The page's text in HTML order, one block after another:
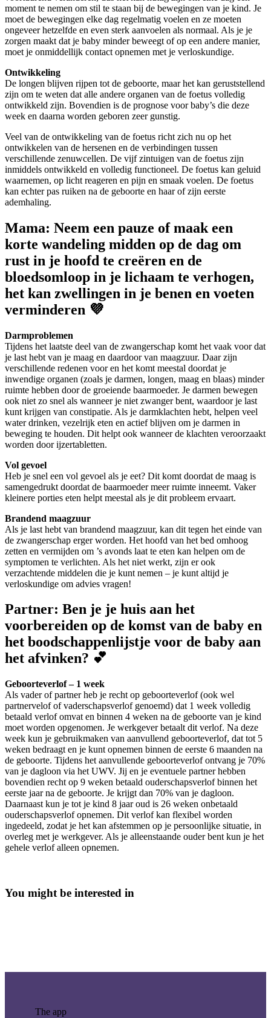
moment te nemen om stil te staan bij de bewegingen van je kind. Je
moet de bewegingen elke dag regelmatig voelen en ze moeten
ongeveer hetzelfde en even sterk aanvoelen als normaal. Als je je
zorgen maakt dat je baby minder beweegt of op een andere manier,
moet je onmiddellijk contact opnemen met je verloskundige.
Ontwikkeling
De longen blijven rijpen tot de geboorte, maar het kan geruststellend
zijn om te weten dat alle andere organen van de foetus volledig
ontwikkeld zijn. Bovendien is de prognose voor baby’s die deze
week en daarna worden geboren zeer gunstig.
Veel van de ontwikkeling van de foetus richt zich nu op het
ontwikkelen van de hersenen en de verbindingen tussen
verschillende zenuwcellen. De vijf zintuigen van de foetus zijn
inmiddels ontwikkeld en volledig functioneel. De foetus kan geluid
waarnemen, op licht reageren en pijn en smaak voelen. De foetus
kan echter pas ruiken na de geboorte en haar of zijn eerste
ademhaling.
Mama: Neem een pauze of maak een
korte wandeling midden op de dag om
rust in je hoofd te creëren en de
bloedsomloop in je lichaam te verhogen,
het kan zwellingen in je benen en voeten
verminderen 💜
Darmproblemen
Tijdens het laatste deel van de zwangerschap komt het vaak voor dat
je last hebt van je maag en daardoor van maagzuur. Daar zijn
verschillende redenen voor en het komt meestal doordat je
inwendige organen (zoals je darmen, longen, maag en blaas) minder
ruimte hebben door de groeiende baarmoeder. Je darmen bewegen
ook niet zo snel als wanneer je niet zwanger bent, waardoor je last
kunt krijgen van constipatie. Als je darmklachten hebt, helpen veel
water drinken, vezelrijk eten en actief blijven om je darmen in
beweging te houden. Dit helpt ook wanneer de klachten veroorzaakt
worden door ijzertabletten.
Vol gevoel
Heb je snel een vol gevoel als je eet? Dit komt doordat de maag is
samengedrukt doordat de baarmoeder meer ruimte inneemt. Vaker
kleinere porties eten helpt meestal als je dit probleem ervaart.
Brandend maagzuur
Als je last hebt van brandend maagzuur, kan dit tegen het einde van
de zwangerschap erger worden. Het hoofd van het bed omhoog
zetten en vermijden om ’s avonds laat te eten kan helpen om de
symptomen te verlichten. Als het niet werkt, zijn er ook
verzachtende middelen die je kunt nemen – je kunt altijd je
verloskundige om advies vragen!
Partner: Ben je je huis aan het
voorbereiden op de komst van de baby en
het boodschappenlijstje voor de baby aan
het afvinken? 💕
Geboorteverlof – 1 week
Als vader of partner heb je recht op geboorteverlof (ook wel
partnervelof of vaderschapsverlof genoemd) dat 1 week volledig
betaald verlof omvat en binnen 4 weken na de geboorte van je kind
moet worden opgenomen. Je werkgever betaalt dit verlof. Na deze
week kun je gebruikmaken van aanvullend geboorteverlof, dat tot 5
weken bedraagt en je kunt opnemen binnen de eerste 6 maanden na
de geboorte. Tijdens het aanvullende geboorteverlof ontvang je 70%
van je dagloon via het UWV. Jij en je eventuele partner hebben
bovendien recht op 9 weken betaald ouderschapsverlof binnen het
eerste jaar na de geboorte. Je krijgt dan 70% van je dagloon.
Daarnaast kun je tot je kind 8 jaar oud is 26 weken onbetaald
ouderschapsverlof opnemen. Dit verlof kan flexibel worden
ingedeeld, zodat je het kan afstemmen op je persoonlijke situatie, in
overleg met je werkgever. Als je alleenstaande ouder bent kun je het
gehele verlof alleen opnemen.
You might be interested in
The app